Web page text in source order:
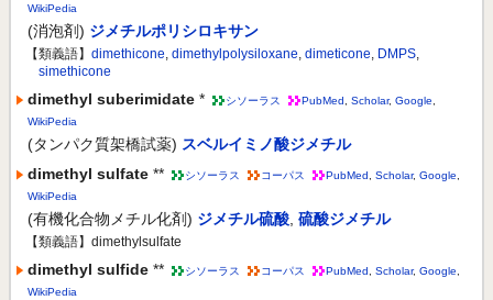
WikiPedia
(消泡剤) ジメチルポリシロキサン
【類義語】 dimethicone, dimethylpolysiloxane, dimeticone, DMPS,
simethicone
dimethyl suberimidate * シソーラス PubMed Scholar, Google
WikiPedia
(タンパク質架橋試薬) スベルイミノ酸ジメチル
dimethyl sulfate ** シソーラス コーパス PubMed Scholar, Google
WikiPedia
(有機化合物メチル化剤) ジメチル硫酸 硫酸ジメチル
【類義語】dimethylsulfate
dimethyl sulfide ** シソーラス コーパス PubMed Scholar, Google
WikiPedia